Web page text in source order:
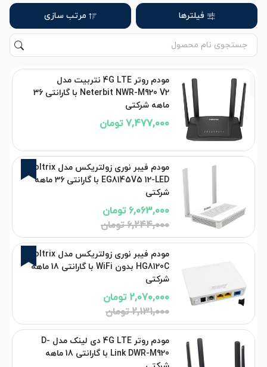
فیلترها مرتب سازی
مودم روتر 4G LTE نتربیت مدل
Neterbit NWR-M920 V2 با گارانتی 36
ماهه شرکتی
7,477,000 تومان
3%
مودم فیبر نوری زولتریکس مدل Zoltrix
EG8145V5 12-LED با گارانتی 36 ماهه
شرکتی
6,063,000 تومان
6,244,000 تومان
3%
مودم فیبر نوری زولتریکس مدل Zoltrix
HG8120C بدون WiFi با گارانتی 18 ماهه
شرکتی
2,070,000 تومان
2,131,000 تومان
مودم روتر 4G LTE دی لینک مدل D-
Link DWR-M920 با گارانتی 18 ماهه